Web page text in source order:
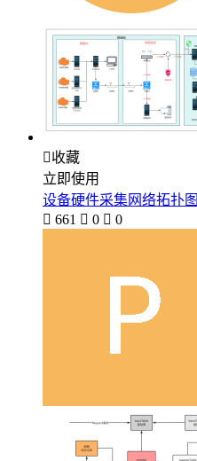
收藏
立即使用
设备硬件采集网络拓扑图
 661  0  0